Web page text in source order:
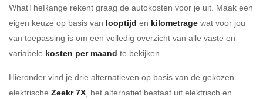
WhatTheRange rekent graag de autokosten voor je uit. Maak een
eigen keuze op basis van looptijd en kilometrage wat voor jou
van toepassing is om een volledig overzicht van alle vaste en
variabele kosten per maand te bekijken.
Hieronder vind je drie alternatieven op basis van de gekozen
elektrische Zeekr 7X, het alternatief bestaat uit elektrisch en